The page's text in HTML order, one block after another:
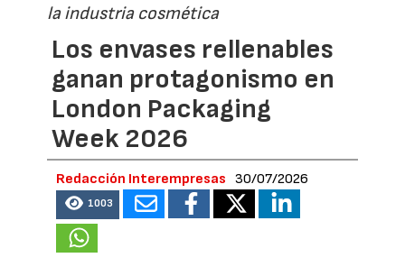
la industria cosmética
Los envases rellenables
ganan protagonismo en
London Packaging
Week 2026
Redacción Interempresas 30/07/2026
1003